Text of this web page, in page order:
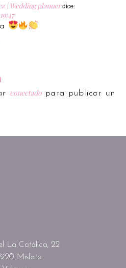
| Wedding planner dice:
conectadopara publicar un
La Católica, 22
Mislata